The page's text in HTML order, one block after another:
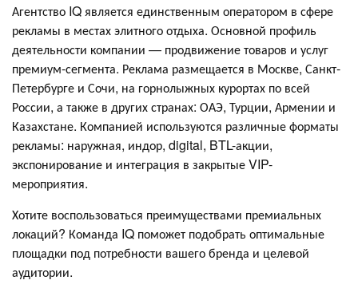
Агентство IQ является единственным оператором в сфере
рекламы в местах элитного отдыха. Основной профиль
деятельности компании — продвижение товаров и услуг
премиум-сегмента. Реклама размещается в Москве, Санкт-
Петербурге и Сочи, на горнолыжных курортах по всей
России, а также в других странах: ОАЭ, Турции, Армении и
Казахстане. Компанией используются различные форматы
рекламы: наружная, индор, digital, BTL-акции,
экспонирование и интеграция в закрытые VIP-
мероприятия.
Хотите воспользоваться преимуществами премиальных
локаций? Команда IQ поможет подобрать оптимальные
площадки под потребности вашего бренда и целевой
аудитории.